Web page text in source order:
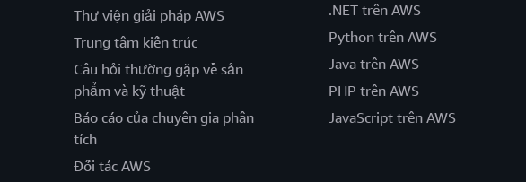
Thư viện giải pháp AWS
Trung tâm kiến trúc
Câu hỏi thường gặp về sản
phẩm và kỹ thuật
Báo cáo của chuyên gia phân
tích
Đối tác AWS
.NET trên AWS
Python trên AWS
Java trên AWS
PHP trên AWS
JavaScript trên AWS